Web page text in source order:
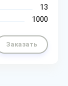
13
1000
Заказать